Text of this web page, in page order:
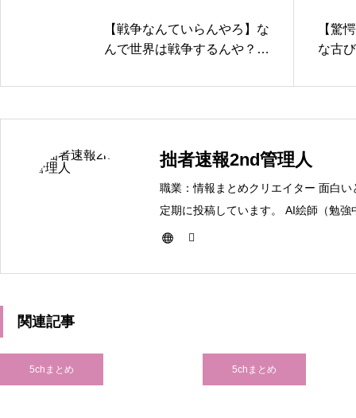
【戦争なんていらんやろ】な
んで世界は戦争するんや？み
らせたらええやんけ？
【驚
な古
拙者速報2nd管理人
職業：情報まとめクリエイター 面白
定期に投稿しています。 AI絵師（勉強
関連記事
5chまとめ 5chまとめ